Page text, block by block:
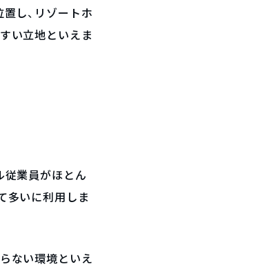
し、リゾートホ
い立地といえま
従業員がほとん
多いに利用しま
ない環境といえ